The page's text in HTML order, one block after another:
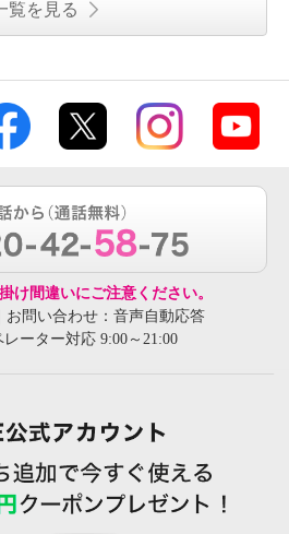
覧を見る
け間違いにご注意ください。
お問い合わせ：音声自動応答
ーター対応 9:00～21:00